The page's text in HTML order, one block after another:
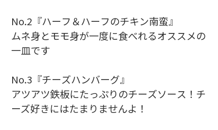
No.2『ハーフ＆ハーフのチキン南蛮』
ムネ身とモモ身が一度に食べれるオススメの
一皿です
No.3『チーズハンバーグ』
アツアツ鉄板にたっぷりのチーズソース！チ
ーズ好きにはたまりませんよ！